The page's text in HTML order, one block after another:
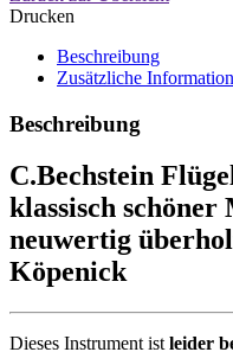
Drucken
Beschreibung
Zusätzliche
Beschreibung
C.Bechstein
klassisch
neuwertig
Köpenick
Dieses Instrument ist leider